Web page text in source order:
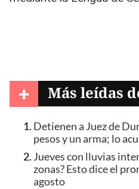
+ Más leídas
Detienen a Juez de
pesos y un arma; lo
Jueves con lluvias
zonas? Esto dice el
agosto